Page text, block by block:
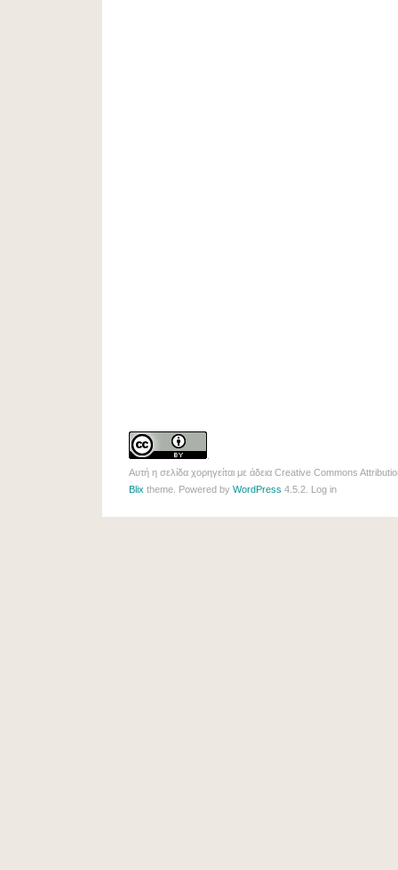
Αυτή η σελίδα χορηγείται με άδεια Creative Commons
Blix theme. Powered by WordPress 4.5.2. Log in